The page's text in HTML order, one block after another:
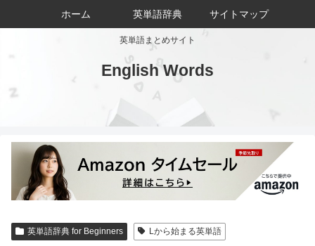
英単語まとめサイト
English Words
ホーム 英単語辞典 サイトマップ
英単語辞典 for Beginners Lから始まる英単語